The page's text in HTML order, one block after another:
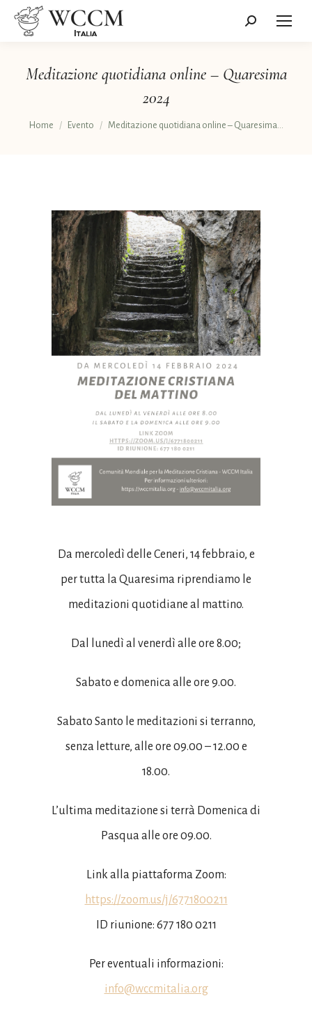
Cerca:
Meditazione quotidiana online – Quaresima
2024
Tu sei qui:
Home Evento Meditazione quotidiana online – Quaresima…
Da mercoledì delle Ceneri, 14 febbraio, e
per tutta la Quaresima riprendiamo le
meditazioni quotidiane al mattino.
Dal lunedì al venerdì alle ore 8.00;
Sabato e domenica alle ore 9.00.
Sabato Santo le meditazioni si terranno,
senza letture, alle ore 09.00 – 12.00 e
18.00.
L’ultima meditazione si terrà Domenica di
Pasqua alle ore 09.00.
Link alla piattaforma Zoom:
https://zoom.us/j/6771800211
ID riunione: 677 180 0211
Per eventuali informazioni:
info@wccmitalia.org